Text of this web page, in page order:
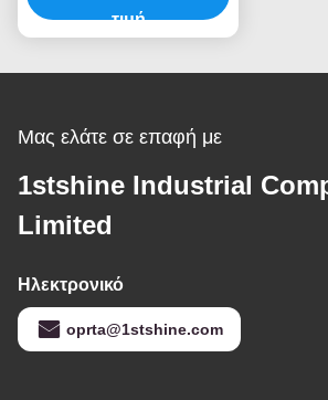
τιμή
Μας ελάτε σε επαφή με
1stshine Industrial
Limited
Ηλεκτρονικό
oprta@1stshine.com